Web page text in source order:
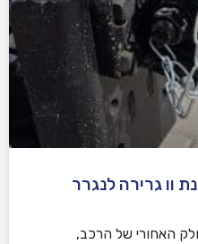
וו גרירה לנגרר
האחורי של הרכב,